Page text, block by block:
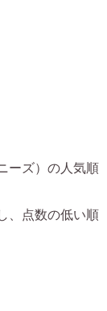
ーズ）の人気順
、点数の低い順